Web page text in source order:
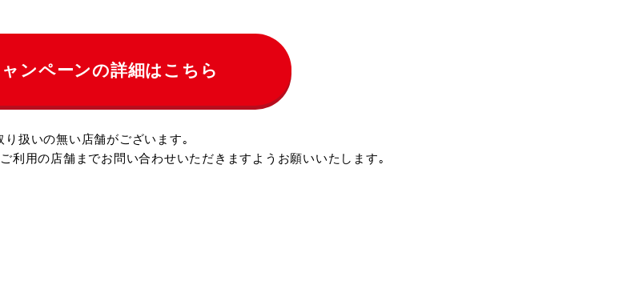
ンペーンの詳細はこちら
扱いの無い店舗がございます｡
利用の店舗までお問い合わせいただきますようお願いいたします｡